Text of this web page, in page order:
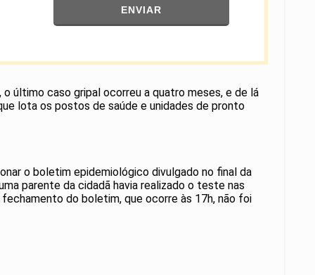
ENVIAR
último caso gripal ocorreu a quatro meses, e de lá
lota os postos de saúde e unidades de pronto
o boletim epidemiológico divulgado no final da
parente da cidadã havia realizado o teste nas
do boletim, que ocorre às 17h, não foi